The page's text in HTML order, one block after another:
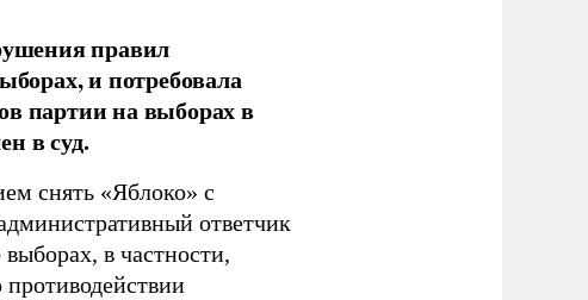
правил
и потребовала
партии на выборах в
в суд.
снять «Яблоко» с
ответчик
в частности,
противодействии